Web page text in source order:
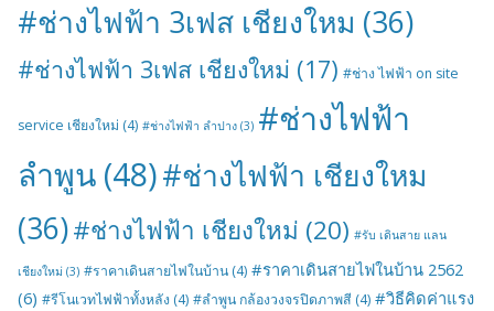
#ช่างไฟฟ้า 3เฟส เชียงใหม (36)
#ช่างไฟฟ้า 3เฟส เชียงใหม่ (17) #ช่าง ไฟฟ้า on site
service เชียงใหม่ (4) #ช่างไฟฟ้า ลำปาง (3) #ช่างไฟฟ้า
ลำพูน (48)#ช่างไฟฟ้า เชียงใหม
(36)#ช่างไฟฟ้า เชียงใหม่ (20) #รับ เดินสาย แลน
เชียงใหม่ (3) #ราคาเดินสายไฟในบ้าน (4) #ราคาเดินสายไฟในบ้าน 2562
(6) #รีโนเวทไฟฟ้าทั้งหลัง (4) #ลำพูน กล้องวงจรปิดภาพสี (4) #วิธีคิดค่าแรง